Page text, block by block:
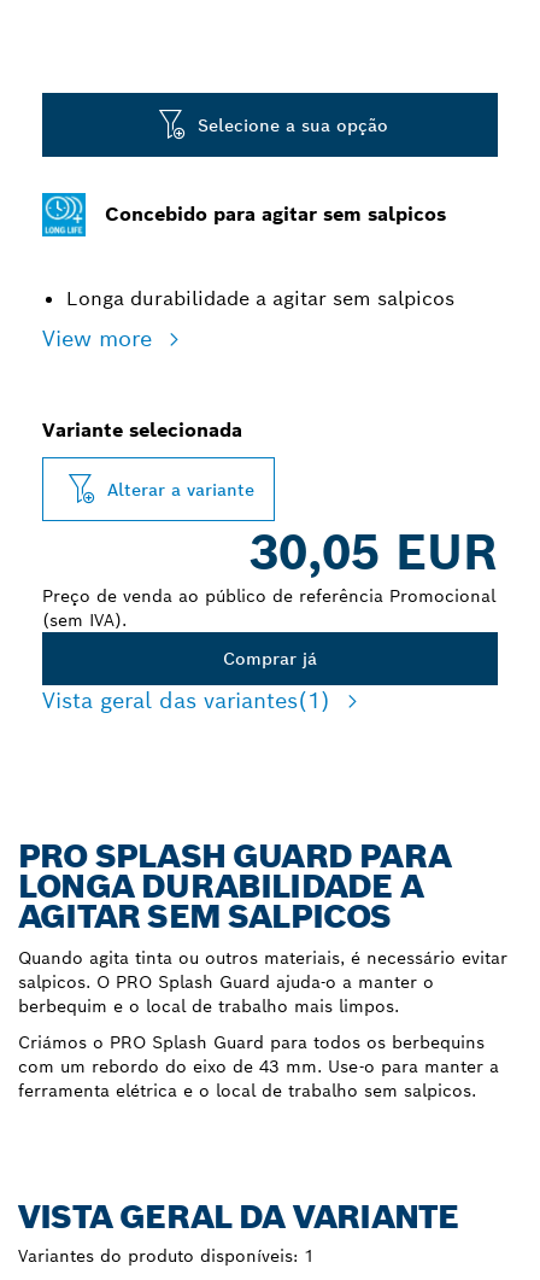
Concebido para agitar sem salpicos
Longa durabilidade a agitar sem salpicos
View more
Selecione a sua opção
Variante selecionada
Alterar a variante
30,05 EUR
Preço de venda ao público de referência Promocional
(sem IVA).
Comprar já
Vista geral das variantes(1)
PRO SPLASH GUARD PARA
LONGA DURABILIDADE A
AGITAR SEM SALPICOS
Quando agita tinta ou outros materiais, é necessário evitar
salpicos. O PRO Splash Guard ajuda-o a manter o
berbequim e o local de trabalho mais limpos.
Criámos o PRO Splash Guard para todos os berbequins
com um rebordo do eixo de 43 mm. Use-o para manter a
ferramenta elétrica e o local de trabalho sem salpicos.
VISTA GERAL DA VARIANTE
Variantes do produto disponíveis: 1